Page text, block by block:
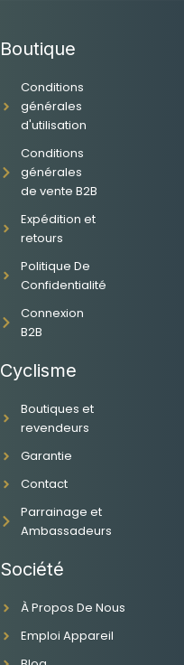
Boutique
Conditions
générales
d'utilisation
Conditions
générales
de vente B2B
Expédition et
retours
Politique De
Confidentialité
Connexion
B2B
Cyclisme
Boutiques et
revendeurs
Garantie
Contact
Parrainage et
Ambassadeurs
Société
À Propos De Nous
Emploi Appareil